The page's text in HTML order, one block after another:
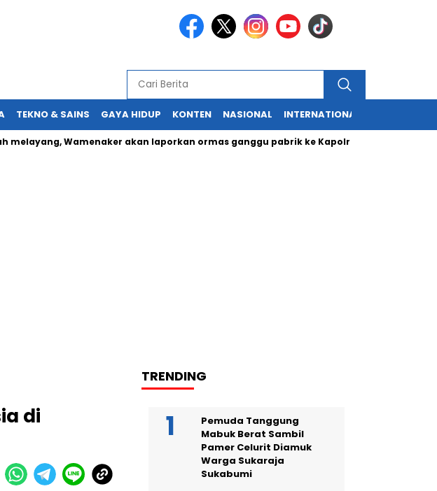
TEKNO & SAINS GAYA HIDUP KONTEN NASIONAL INTERNATIONAL
Wamenaker akan laporkan ormas ganggu pabrik ke Kapolri Cabup dan
di
TRENDING
Pemuda Tanggung
Mabuk Berat Sambil
Pamer Celurit Diamuk
Warga Sukaraja
Sukabumi